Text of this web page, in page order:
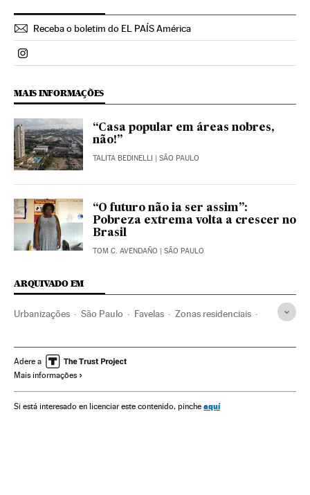
Receba o boletim do EL PAÍS América
Politica El País Brasil en Instagram
MAIS INFORMAÇÕES
“Casa popular em áreas nobres,
não!”
TALITA BEDINELLI | SÃO PAULO
“O futuro não ia ser assim”:
Pobreza extrema volta a crescer no
Brasil
TOM C. AVENDAÑO | SÃO PAULO
ARQUIVADO EM
Urbanizações São Paulo Favelas Zonas residenciais
Pobreza Brasil Habitação
América Latina
Urbanismo Sociedade
Adere a
Mais informações
Si está interesado en licenciar este contenido, pinche aquí